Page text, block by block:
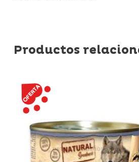
Productos